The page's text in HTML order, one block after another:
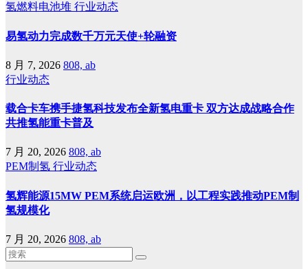
氢燃料电池堆 行业动态
易氢动力完成数千万元天使+轮融资
8 月 7, 2026 808, ab
行业动态
载合卡车携手捷氢科技发布全新氢电重卡 双方达成战略合作
共推氢能重卡普及
7 月 20, 2026 808, ab
PEM制氢 行业动态
氢辉能源15MW PEM系统启运欧洲，以工程实践推动PEM制
氢规模化
7 月 20, 2026 808, ab